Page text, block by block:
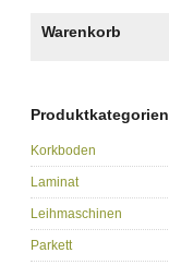
Warenkorb
Produktkategorien
Korkboden
Laminat
Leihmaschinen
Parkett